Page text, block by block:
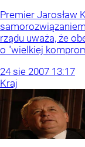
Premier Jarosław
rządu uważa, że
o "wielkiej
24 sie 2007 13:17
Kraj